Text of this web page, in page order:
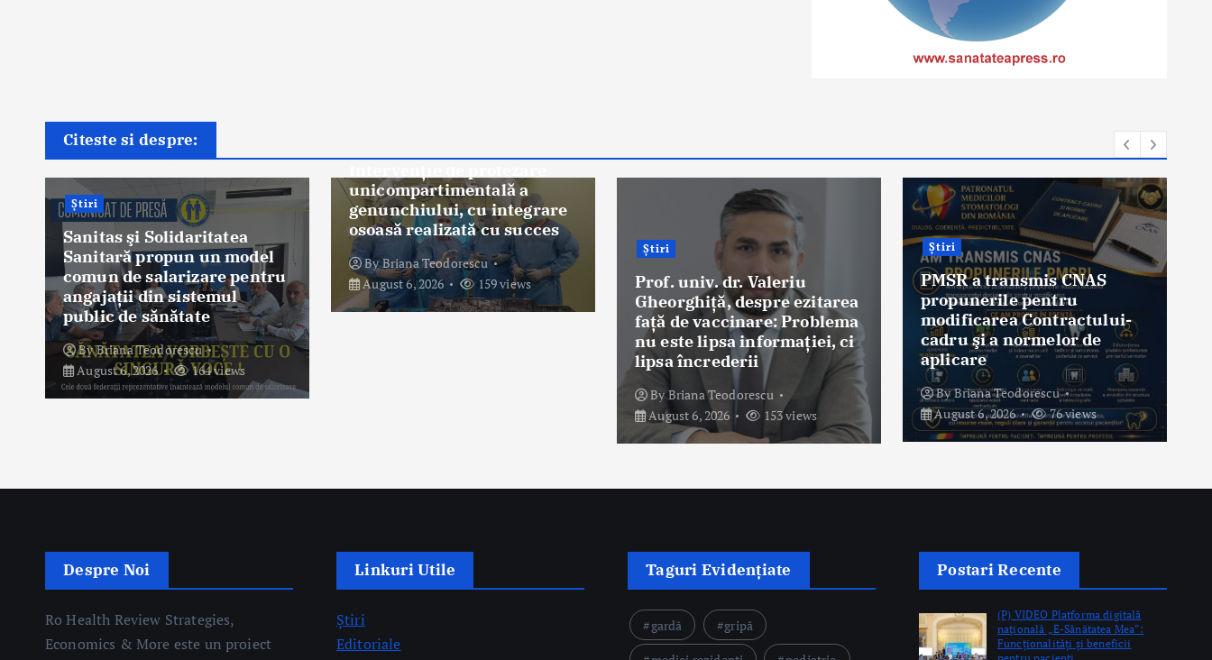
Citeste si despre:
Premieră medicală la
Spitalul Orășenesc Mioveni:
unicompartimentală a
genunchiului, cu integrare
osoasă realizată cu succes
ByBriana Teodorescu
August 6, 2026
159 views
Prof. univ. dr. Valeriu
Gheorghiţă, despre ezitarea
Știri
PMSR a transmis CNAS
propunerile pentru
modificarea Contractului-
cadru şi a normelor de
aplicare
ByBriana Teodorescu
August 6, 2026
76 views
Știri
Colaborare
interdisciplinară pentru
realizarea unui transplant
hepatic la Bucureşti
ByBriana Teodorescu
August 6, 2026
167 views
Despre Noi
Ro Health Review Strategies,
Economics & More este un proiect
Linkuri Utile
Știri
Editoriale
Taguri Evidențiate
gardă
gripă
Postari Recente
(P) VIDEO Platforma digitală
naţională „E-Sănătatea Mea”:
Funcționalități și beneficii